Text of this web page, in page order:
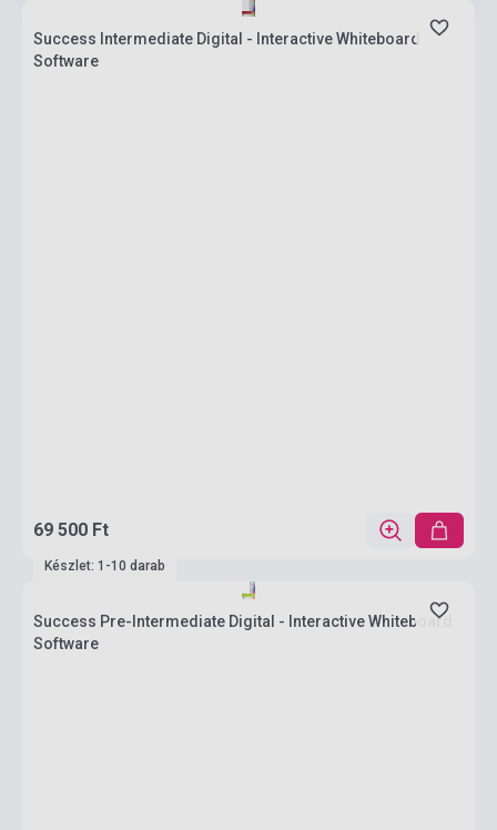
Success Intermediate Digital - Interactive Whiteboard
Software
69 500 Ft
Készlet: 1-10 darab
Success Pre-Intermediate Digital - Interactive Whiteboard
Software